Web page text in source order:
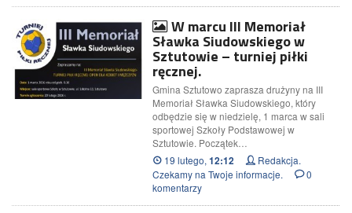
W marcu III Memoriał
Sławka Siudowskiego w
Sztutowie – turniej piłki
ręcznej.
Gmina Sztutowo zaprasza drużyny na III
Memoriał Sławka Siudowskiego, który
odbędzie się w niedzielę, 1 marca w sali
sportowej Szkoły Podstawowej w
Sztutowie. Początek…
19 lutego, 12:12
Redakcja.
Czekamy na Twoje informacje.
0
komentarzy